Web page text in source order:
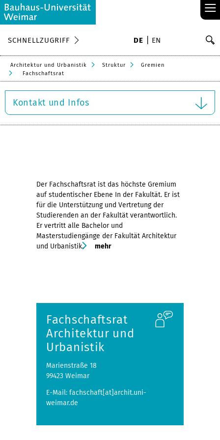
≡
SCHNELLZUGRIFF DE EN
Architektur und Urbanistik Struktur
Gremien
Fachschaftsrat
Kontakt und Infos
Der Fachschaftsrat ist das höchste Gremium
auf studentischer Ebene In der Fakultät. Er ist
für die Unterstützung und Vertretung der
Studierenden an der Fakultät verantwortlich.
Er vertritt alle Bachelor und
Masterstudiengänge der Fakultät Architektur
und Urbanistik.
mehr
Fachschaftsrat
Architektur und
Urbanistik
Marienstraße 18
99423 Weimar
E-Mail: fachschaft[at]archit.uni-
weimar.de